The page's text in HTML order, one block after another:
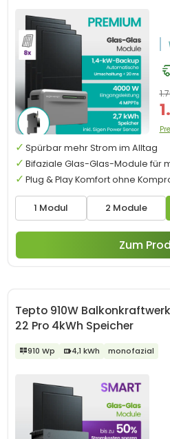
1 Modul 2 Module
Spürbar mehr Strom im Alltag
Bifaziale Glas-Glas-Module für
Plug & Play Komfort ohne
Zum
Tepto 910W
22 Pro 4kWh Speicher
910 Wp 4,1 kWh monofazial